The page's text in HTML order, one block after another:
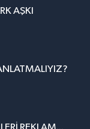
AŞKI